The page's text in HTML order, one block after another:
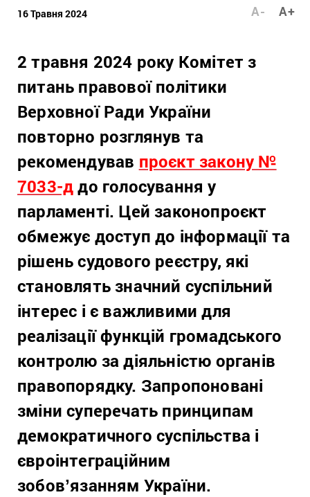
16 Травня 2024 A+
A-
2 травня 2024 року Комітет з
питань правової політики
Верховної Ради України
повторно розглянув та
рекомендував проєкт закону №
7033-ддо голосування у
парламенті. Цей законопроєкт
обмежує доступ до інформації та
рішень судового реєстру, які
становлять значний суспільний
інтерес і є важливими для
реалізації функцій громадського
контролю за діяльністю органів
правопорядку. Запропоновані
зміни суперечать принципам
демократичного суспільства і
євроінтеграційним
зобовʼязанням України.